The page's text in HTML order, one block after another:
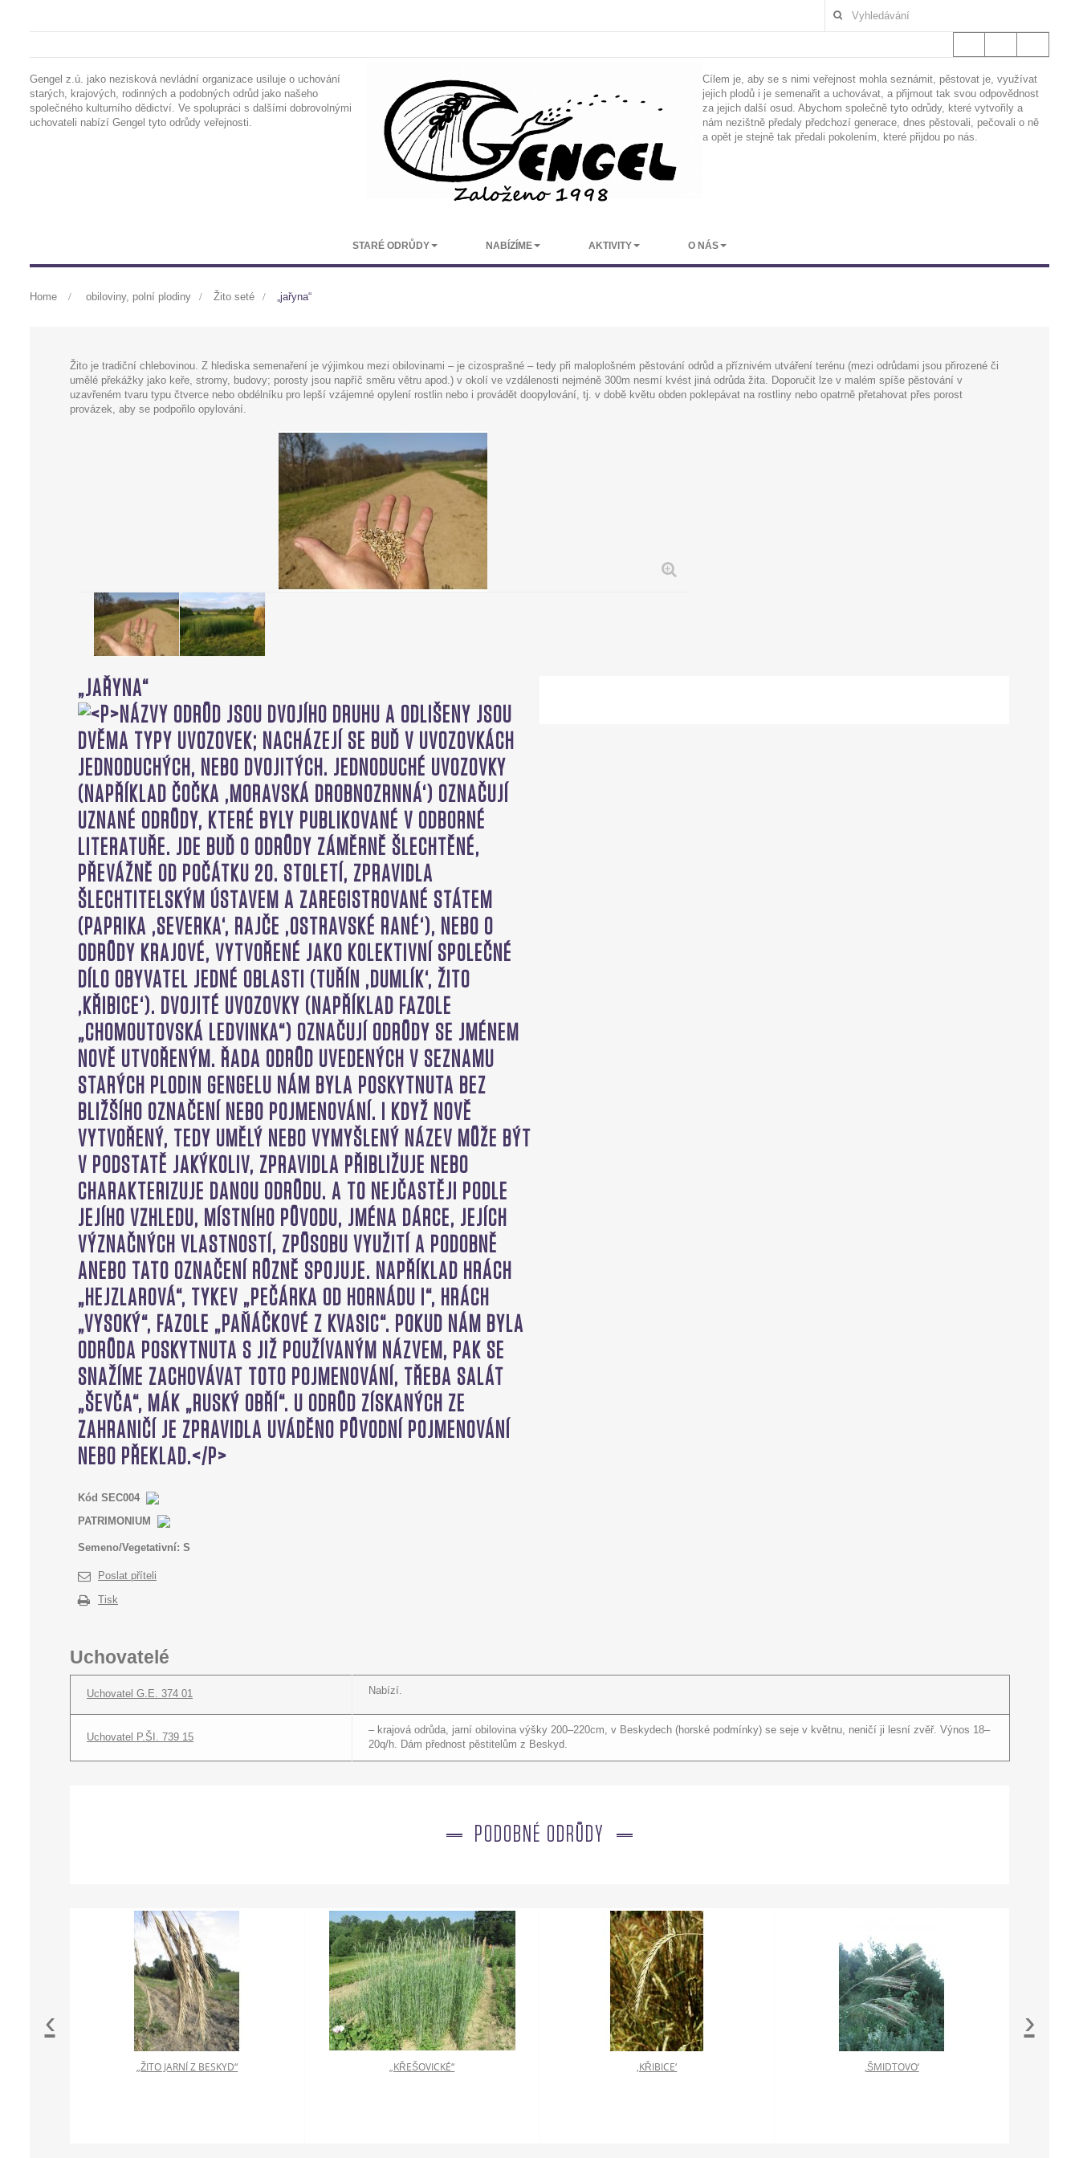
Gengel z.ú. jako nezisková nevládní organizace usiluje o uchování
starých, krajových, rodinných a podobných odrůd jako našeho
společného kulturního dědictví. Ve spolupráci s dalšími dobrovolnými
uchovateli nabízí Gengel tyto odrůdy veřejnosti.
Cílem je, aby se s nimi veřejnost mohla seznámit, pěstovat je, využívat
jejich plodů i je semenařit a uchovávat, a přijmout tak svou odpovědnost
za jejich další osud. Abychom společně tyto odrůdy, které vytvořily a
nám nezištně předaly předchozí generace, dnes pěstovali, pečovali o ně
a opět je stejně tak předali pokolením, které přijdou po nás.
STARÉ ODRŮDY NABÍZÍME AKTIVITY O NÁS
Home > obiloviny, polní plodiny > Žito seté > „jařyna“
Žito je tradiční chlebovinou. Z hlediska semenaření je výjimkou mezi obilovinami – je cizosprašné – tedy při maloplošném pěstování odrůd a příznivém utváření terénu (mezi odrůdami jsou přirozené či
umělé překážky jako keře, stromy, budovy; porosty jsou napříč směru větru apod.) v okolí ve vzdálenosti nejméně 300m nesmí kvést jiná odrůda žita. Doporučit lze v malém spíše pěstování v
uzavřeném tvaru typu čtverce nebo obdélníku pro lepší vzájemné opylení rostlin nebo i provádět doopylování, tj. v době květu obden poklepávat na rostliny nebo opatrně přetahovat přes porost
provázek, aby se podpořilo opylování.
„JAŘYNA“
Kód SEC004
PATRIMONIUM
Semeno/Vegetativní: S
Poslat příteli
Tisk
Uchovatelé
Uchovatel G.E. 374 01 Nabízí.
Uchovatel P.ŠI. 739 15
– krajová odrůda, jarní obilovina výšky 200–220cm, v Beskydech (horské podmínky) se seje v květnu, neničí ji lesní zvěř. Výnos 18–
20q/h. Dám přednost pěstitelům z Beskyd.
PODOBNÉ ODRŮDY
‹ ›
„ŽITO JARNÍ Z BESKYD“ „KŘEŠOVICKÉ“ ‚KŘIBICE‘ ‚ŠMIDTOVO‘